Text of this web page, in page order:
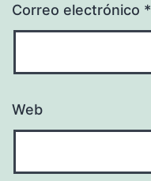
Correo electrónico *
Web